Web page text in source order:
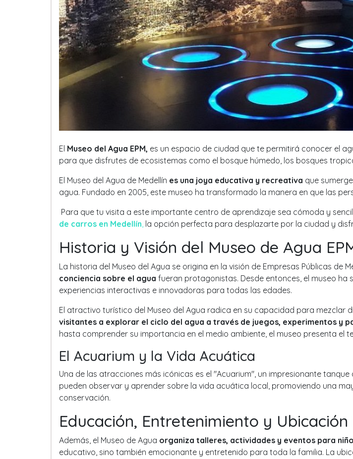
El Museo del Agua EPM, es un espacio de ciudad que te permitirá conocer el
para que disfrutes de ecosistemas como el bosque húmedo, los bosques
El Museo del Agua de Medellín es una joya educativa y recreativa que
agua. Fundado en 2005, este museo ha transformado la manera en que las
Para que tu visita a este importante centro de aprendizaje sea cómoda y
de carros en Medellín la opción perfecta para desplazarte por la ciudad y
Historia y Visión del Museo de Agua
La historia del Museo del Agua se origina en la visión de Empresas Públicas de
conciencia sobre el agua fueran protagonistas. Desde entonces, el museo
experiencias interactivas e innovadoras para todas las edades.
El atractivo turístico del Museo del Agua radica en su capacidad para mezclar
visitantes a explorar el ciclo del agua a través de juegos, experimentos y
hasta comprender su importancia en el medio ambiente, el museo presenta el
El Acuarium y la Vida Acuática
Una de las atracciones más icónicas es el "Acuarium", un impresionante
pueden observar y aprender sobre la vida acuática local, promoviendo una
conservación.
Educación, Entretenimiento y
Además, el Museo de Agua organiza talleres, actividades y eventos para
educativo, sino también emocionante y entretenido para toda la familia. La